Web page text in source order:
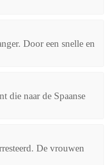
Door een snelle en
die naar de Spaanse
De vrouwen